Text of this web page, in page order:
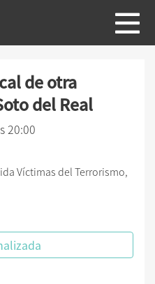
de otra
del Real
20:00
Víctimas del Terrorismo,